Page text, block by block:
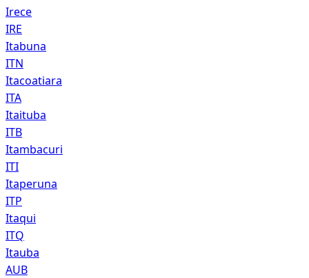
Irece
IRE
Itabuna
ITN
Itacoatiara
ITA
Itaituba
ITB
Itambacuri
ITI
Itaperuna
ITP
Itaqui
ITQ
Itauba
AUB